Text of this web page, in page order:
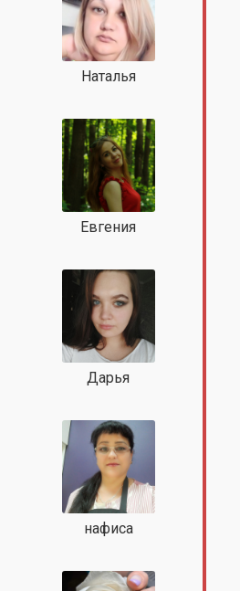
Наталья
Евгения
Дарья
нафиса